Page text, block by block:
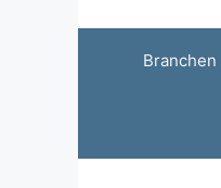
Branchen